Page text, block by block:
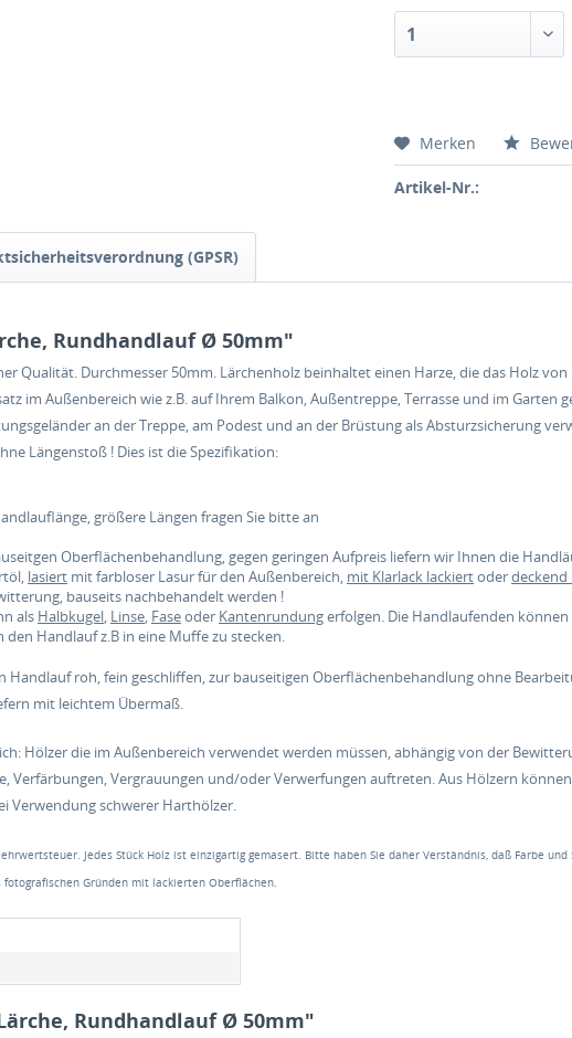
Merken
Artikel-Nr.:
(GPSR)
Rundhandlauf Ø 50mm"
Qualität. Durchmesser 50mm. Lärchenholz beinhaltet einen Harze, die das Holz
im Außenbereich wie z.B. auf Ihrem Balkon, Außentreppe, Terrasse und im Garten
an der Treppe, am Podest und an der Brüstung als Absturzsicherung
Längenstoß ! Dies ist die Spezifikation:
größere Längen fragen Sie bitte an
Oberflächenbehandlung, gegen geringen Aufpreis liefern wir Ihnen die
lasiert mit farbloser Lasur für den Außenbereich, mit Klarlack lackiertoderdeckend
bauseits nachbehandelt werden !
als Halbkugel Linse Faseoder Kantenrundungerfolgen. Die Handlaufenden können
Handlauf z.B in eine Muffe zu stecken.
Handlauf roh, fein geschliffen, zur bauseitigen Oberflächenbehandlung ohne
mit leichtem Übermaß.
Hölzer die im Außenbereich verwendet werden müssen, abhängig von der
Verfärbungen, Vergrauungen und/oder Verwerfungen auftreten. Aus Hölzern
Verwendung schwerer Harthölzer.
Jedes Stück Holz ist einzigartig gemasert. Bitte haben Sie daher Verständnis, daß Farbe
Gründen mit lackierten Oberflächen.
Rundhandlauf Ø 50mm"